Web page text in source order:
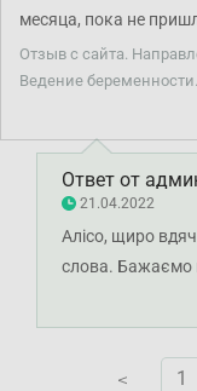
месяца, пока не
была уехать за
прошло хорошо! Хочу
что очень
ценные советы. Я
Всего вам самого
всем!☀️
Отзыв с сайта.
Ведение
Ответ от
21.04.2022
Алісо, щиро
слова. Бажаємо
V 1